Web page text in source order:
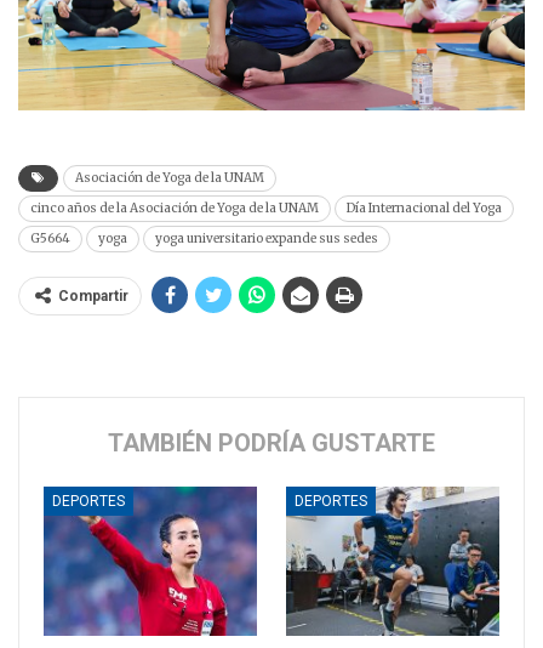
Asociación de Yoga de la UNAM
cinco años de la Asociación de Yoga de la UNAM
Día Internacional del Yoga
G5664
yoga yoga universitario expande sus sedes
Compartir
TAMBIÉN PODRÍA GUSTARTE
DEPORTES DEPORTES